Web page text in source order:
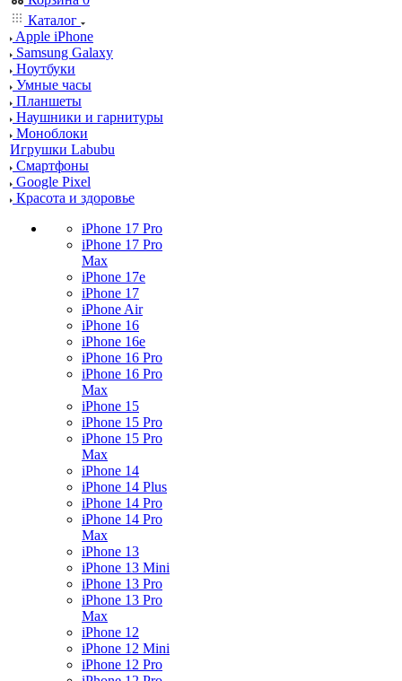
Каталог
Apple iPhone
Samsung Galaxy
Ноутбуки
Умные часы
Планшеты
Наушники и гарнитуры
Моноблоки
Игрушки Labubu
Смартфоны
Google Pixel
Красота и здоровье
iPhone 17 Pro
iPhone 17 Pro
Max
iPhone 17e
iPhone 17
iPhone Air
iPhone 16
iPhone 16e
iPhone 16 Pro
iPhone 16 Pro
Max
iPhone 15
iPhone 15 Pro
iPhone 15 Pro
Max
iPhone 14
iPhone 14 Plus
iPhone 14 Pro
iPhone 14 Pro
Max
iPhone 13
iPhone 13 Mini
iPhone 13 Pro
iPhone 13 Pro
Max
iPhone 12
iPhone 12 Mini
iPhone 12 Pro